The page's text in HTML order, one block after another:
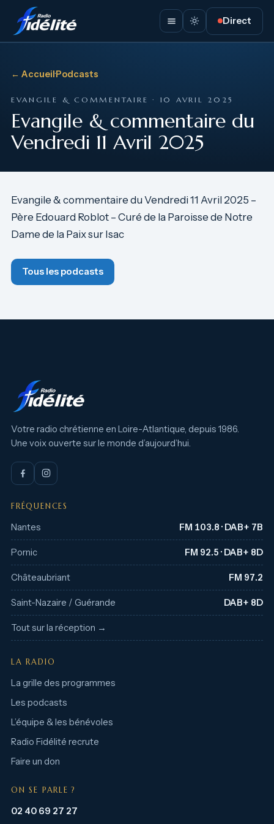
Direct
← Accueil·Podcasts
EVANGILE & COMMENTAIRE · 10 AVRIL 2025
Evangile & commentaire du
Vendredi 11 Avril 2025
Evangile & commentaire du Vendredi 11 Avril 2025 –
Père Edouard Roblot – Curé de la Paroisse de Notre
Dame de la Paix sur Isac
Tous les podcasts
Votre radio chrétienne en Loire-Atlantique, depuis 1986.
Une voix ouverte sur le monde d’aujourd’hui.
FRÉQUENCES
Nantes FM 103.8 · DAB+ 7B
Pornic FM 92.5 · DAB+ 8D
Châteaubriant FM 97.2
Saint-Nazaire / Guérande DAB+ 8D
Tout sur la réception →
LA RADIO
La grille des programmes
Les podcasts
L’équipe & les bénévoles
Radio Fidélité recrute
Faire un don
ON SE PARLE ?
02 40 69 27 27